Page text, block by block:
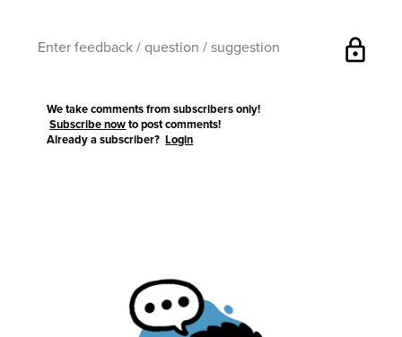
lock
We take comments from subscribers only!
Subscribe now to post comments!
Already a subscriber?Login